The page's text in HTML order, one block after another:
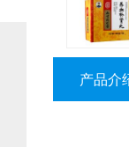
产品介